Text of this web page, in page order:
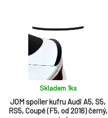
JOM spoiler kufru Audi A5, S5,
RS5, Coupé (F5, od 2016) černý,
Skladem 1ks